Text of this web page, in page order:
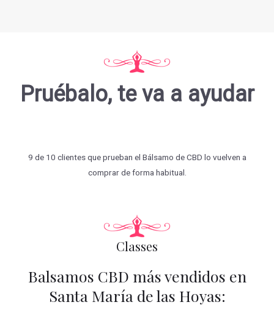
Pruébalo, te va a ayudar
9 de 10 clientes que prueban el Bálsamo de CBD lo vuelven a
comprar de forma habitual.
Classes
Balsamos CBD más vendidos en
Santa María de las Hoyas: